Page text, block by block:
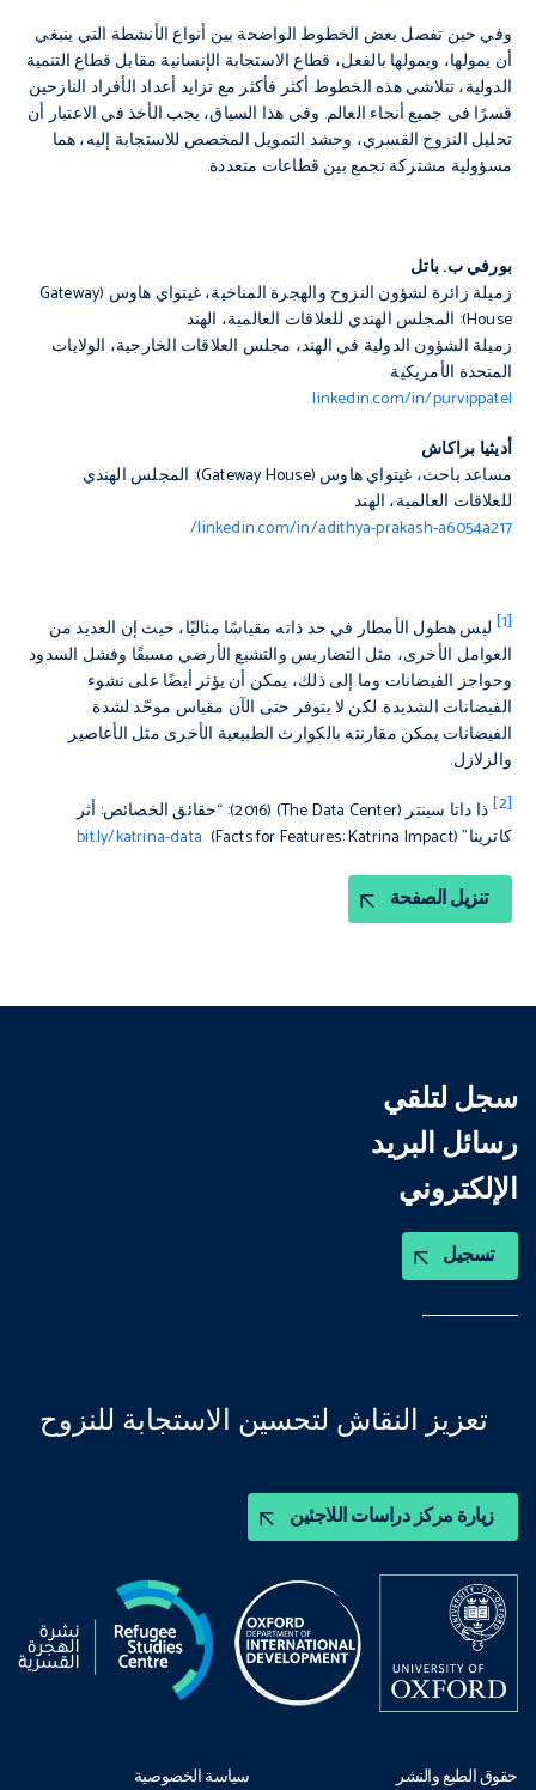
وفي حين تفصل بعض الخطوط الواضحة بين أنواع الأنشطة التي ينبغي
أن يمولها، ويمولها بالفعل، قطاع الاستجابة الإنسانية مقابل قطاع التنمية
الدولية، تتلاشى هذه الخطوط أكثر فأكثر مع تزايد أعداد الأفراد النازحين
قسرًا في جميع أنحاء العالم. وفي هذا السياق، يجب الأخذ في الاعتبار أن
تحليل النزوح القسري، وحشد التمويل المخصص للاستجابة إليه، هما
مسؤولية مشتركة تجمع بين قطاعات متعددة.
بورفي ب. باتل
زميلة زائرة لشؤون النزوح والهجرة المناخية، غيتواي هاوس (Gateway
House): المجلس الهندي للعلاقات العالمية، الهند
زميلة الشؤون الدولية في الهند، مجلس العلاقات الخارجية، الولايات
المتحدة الأمريكية
linkedin.com/in/purvippatel
أديثيا براكاش
مساعد باحث، غيتواي هاوس (Gateway House): المجلس الهندي
للعلاقات العالمية، الهند
linkedin.com/in/adithya-prakash-a6054a217/
[1]
ليس هطول الأمطار في حد ذاته مقياسًا مثاليًا، حيث إن العديد من
العوامل الأخرى، مثل التضاريس والتشبع الأرضي مسبقًا وفشل السدود
وحواجز الفيضانات وما إلى ذلك، يمكن أن يؤثر أيضًا على نشوء
الفيضانات الشديدة. لكن لا يتوفر حتى الآن مقياس موحّد لشدة
الفيضانات يمكن مقارنته بالكوارث الطبيعية الأخرى مثل الأعاصير
والزلازل.
[2]
ذا داتا سينتر (The Data Center) (2016): “حقائق الخصائص: أثر
كاترينا” (Facts for Features: Katrina Impact)
bit.ly/katrina-data
تنزيل الصفحة
سجل لتلقي
رسائل البريد
الإلكتروني
تسجيل
زيارة مركز دراسات اللاجئين
تعزيز النقاش لتحسين الاستجابة للنزوح
حقوق الطبع والنشر سياسة الخصوصية